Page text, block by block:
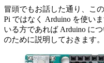
冒頭でもお話した通り、こ
Pi ではなく Arduino を使い
いる方であれば Arduino に
のために説明しておきます。